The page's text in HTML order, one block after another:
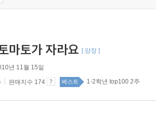
마토가 자라요 [ 양장 ]
년 11월 15일
판매지수 174 베스트 1-2학년 top100 2주